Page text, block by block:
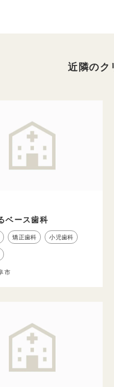
近隣のク
ベース歯科
矯正歯科 小児歯科
市